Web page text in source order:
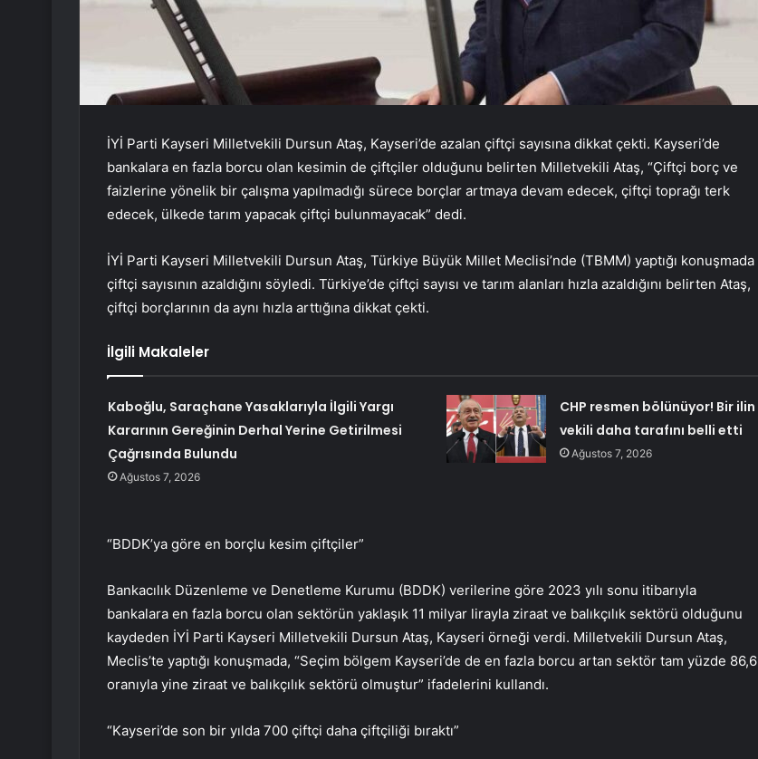
İYİ Parti Kayseri Milletvekili Dursun Ataş, Kayseri’de azalan çiftçi sayısına dikkat çekti. Kayseri’de
bankalara en fazla borcu olan kesimin de çiftçiler olduğunu belirten Milletvekili Ataş, “Çiftçi borç ve
faizlerine yönelik bir çalışma yapılmadığı sürece borçlar artmaya devam edecek, çiftçi toprağı terk
edecek, ülkede tarım yapacak çiftçi bulunmayacak” dedi.
İYİ Parti Kayseri Milletvekili Dursun Ataş, Türkiye Büyük Millet Meclisi’nde (TBMM) yaptığı konuşmada
çiftçi sayısının azaldığını söyledi. Türkiye’de çiftçi sayısı ve tarım alanları hızla azaldığını belirten Ataş,
çiftçi borçlarının da aynı hızla arttığına dikkat çekti.
İlgili Makaleler
Kaboğlu, Saraçhane Yasaklarıyla İlgili Yargı
Kararının Gereğinin Derhal Yerine Getirilmesi
Çağrısında Bulundu
Ağustos 7, 2026
CHP resmen bölünüyor! Bir ilin
vekili daha tarafını belli etti
Ağustos 7, 2026
“BDDK’ya göre en borçlu kesim çiftçiler”
Bankacılık Düzenleme ve Denetleme Kurumu (BDDK) verilerine göre 2023 yılı sonu itibarıyla
bankalara en fazla borcu olan sektörün yaklaşık 11 milyar lirayla ziraat ve balıkçılık sektörü olduğunu
kaydeden İYİ Parti Kayseri Milletvekili Dursun Ataş, Kayseri örneği verdi. Milletvekili Dursun Ataş,
Meclis’te yaptığı konuşmada, “Seçim bölgem Kayseri’de de en fazla borcu artan sektör tam yüzde 86,6
oranıyla yine ziraat ve balıkçılık sektörü olmuştur” ifadelerini kullandı.
“Kayseri’de son bir yılda 700 çiftçi daha çiftçiliği bıraktı”